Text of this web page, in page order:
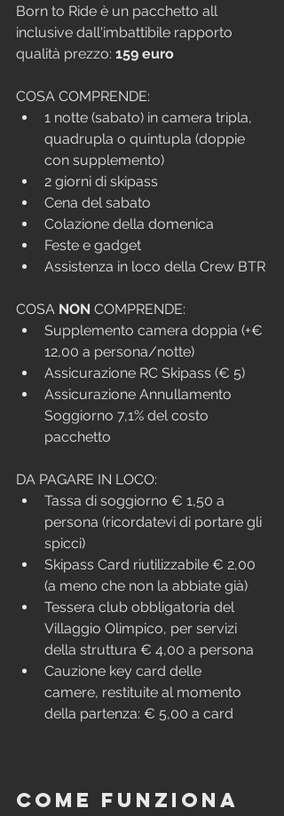
Born to Ride è un pacchetto all
inclusive dall'imbattibile rapporto
qualità prezzo: 159 euro
COSA COMPRENDE:
1 notte (sabato) in camera tripla,
quadrupla o quintupla (doppie
con supplemento)
2 giorni di skipass
Cena del sabato
Colazione della domenica
Feste e gadget
Assistenza in loco della Crew BTR
COSA NON COMPRENDE:
Supplemento camera doppia (+€
12,00 a persona/notte)
Assicurazione RC Skipass (€ 5)
Assicurazione Annullamento
Soggiorno 7,1% del costo
pacchetto
DA PAGARE IN LOCO:
Tassa di soggiorno € 1,50 a
persona (ricordatevi di portare gli
spicci)
Skipass Card riutilizzabile € 2,00
(a meno che non la abbiate già)
Tessera club obbligatoria del
Villaggio Olimpico, per servizi
della struttura € 4,00 a persona
Cauzione key card delle
camere, restituite al momento
della partenza: € 5,00 a card
Come funziona